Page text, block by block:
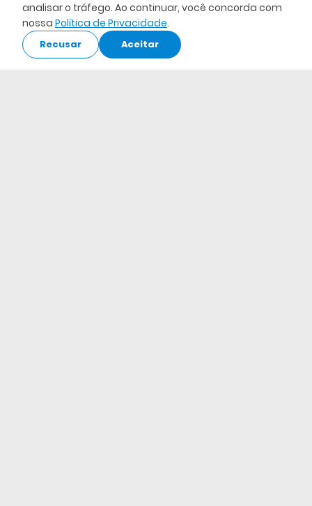
analisar o tráfego. Ao continuar, você concorda com
nossa Política de Privacidade.
Recusar Aceitar